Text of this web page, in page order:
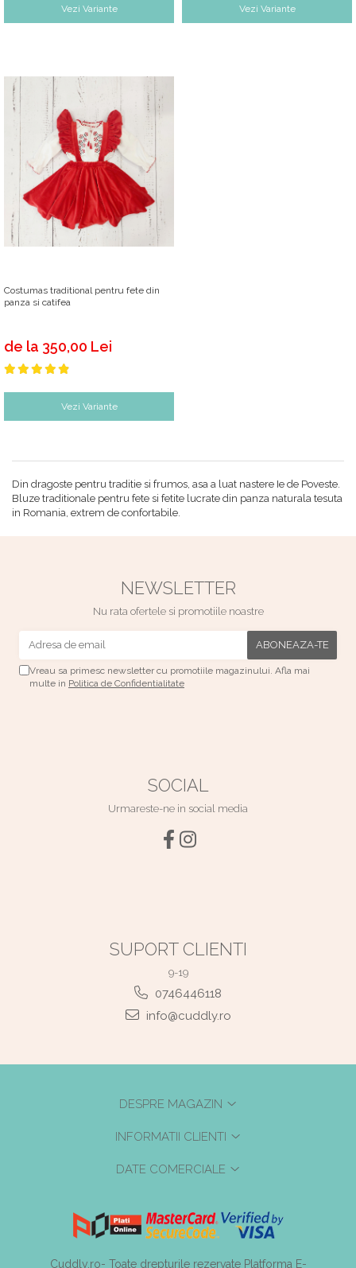
Vezi Variante Vezi Variante
Costumas traditional pentru fete din
panza si catifea
de la 350,00 Lei
Vezi Variante
Din dragoste pentru traditie si frumos, asa a luat nastere Ie de Poveste.
Bluze traditionale pentru fete si fetite lucrate din panza naturala tesuta
in Romania, extrem de confortabile.
NEWSLETTER
Nu rata ofertele si promotiile noastre
Vreau sa primesc newsletter cu promotiile magazinului. Afla mai
multe in Politica de Confidentialitate
SOCIAL
Urmareste-ne in social media
SUPORT CLIENTI
9-19
0746446118
info@cuddly.ro
DESPRE MAGAZIN
INFORMATII CLIENTI
DATE COMERCIALE
Cuddly.ro- Toate drepturile rezervate Platforma E-